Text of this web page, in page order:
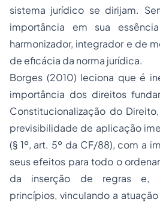
sistema jurídico se dirijam.
importância em sua
harmonizador, integrador e de
de eficácia da norma jurídica.
Borges (2010) leciona que é
importância dos direitos
Constitucionalização do
previsibilidade de aplicação
(§ 1º, art. 5º da CF/88), com a
seus efeitos para todo o
da inserção de regras e,
princípios, vinculando a